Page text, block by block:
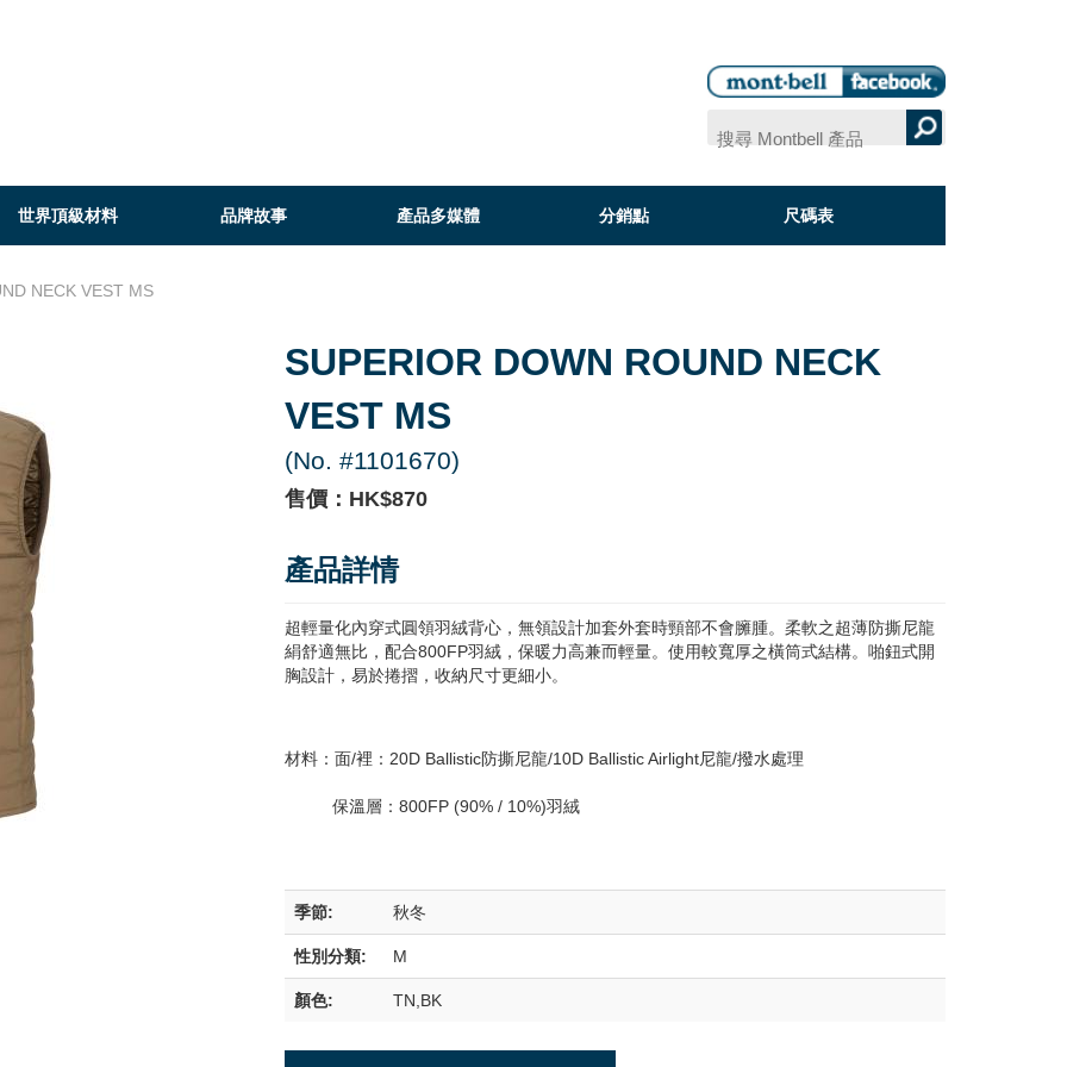
世界頂級材料 品牌故事 產品多媒體 分銷點 尺碼表
NECK VEST MS
SUPERIOR DOWN ROUND NECK
VEST MS
(No. #1101670)
售價：HK$870
產品詳情
超輕量化內穿式圓領羽絨背心，無領設計加套外套時頸部不會臃腫。柔軟之超薄防撕尼龍
絹舒適無比，配合800FP羽絨，保暖力高兼而輕量。使用較寬厚之橫筒式結構。啪鈕式開
胸設計，易於捲摺，收納尺寸更細小。
材料：面/裡：20D Ballistic防撕尼龍/10D Ballistic Airlight尼龍/撥水處理
保溫層：800FP (90% / 10%)羽絨
季節: 秋冬
性別分類: M
顏色: TN,BK